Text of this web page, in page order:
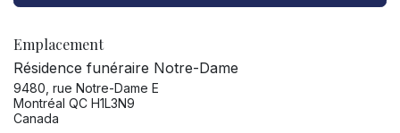
Emplacement
Résidence funéraire Notre-Dame
9480, rue Notre-Dame E
Montréal QC H1L3N9
Canada